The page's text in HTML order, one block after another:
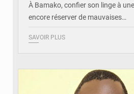
À Bamako, confier son linge à
encore réserver de mauvaises…
SAVOIR PLUS